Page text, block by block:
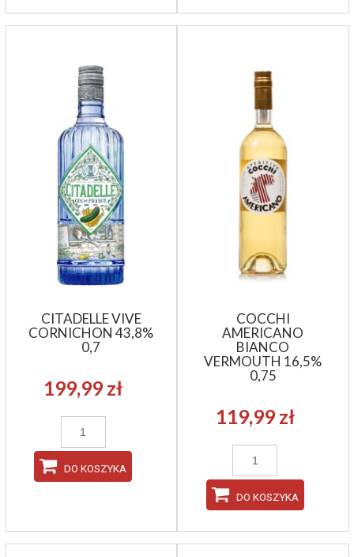
CITADELLE VIVE
CORNICHON 43,8%
0,7
199,99 zł
DO KOSZYKA
COCCHI
AMERICANO
BIANCO
VERMOUTH 16,5%
0,75
119,99 zł
DO KOSZYKA